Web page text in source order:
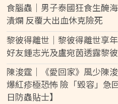
食腦蟲｜男子泰國狂食生醃
潰爛 反覆大出血休克險死
黎彼得離世｜黎彼得離世享
好友鍾志光及盧宛茵透露黎
陳浚霆｜《愛回家》風少陳
爆紅疹極恐怖 險「毀容」急
日防蟲貼士】